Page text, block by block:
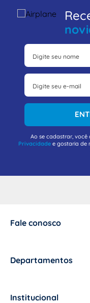
Ao se cadastrar, você
Privacidadee gostaria de
Fale conosco
Departamentos
Institucional